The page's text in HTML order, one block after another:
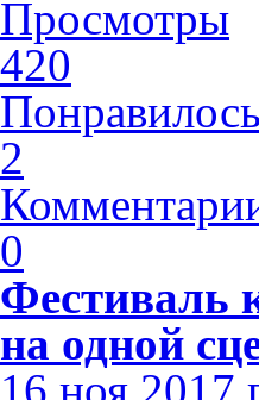
Просмотры
420
Понравилось
2
0
Фестиваль
на одной